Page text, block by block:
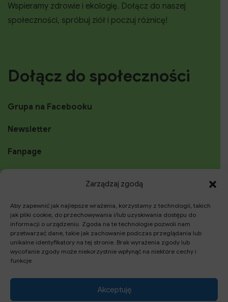
Zarządzaj zgodą
Aby zapewnić jak najlepsze wrażenia, korzystamy z technologii, takich
jak pliki cookie, do przechowywania i/lub uzyskiwania dostępu do
informacji o urządzeniu. Zgoda na te technologie pozwoli nam
przetwarzać dane, takie jak zachowanie podczas przeglądania lub
unikalne identyfikatory na tej stronie. Brak wyrażenia zgody lub
wycofanie zgody może niekorzystnie wpłynąć na niektóre cechy i
funkcje.
Akceptuję
Wspieramy zdrowie i ekologię. Dołącz do naszej
społeczności, spróbuj ziół i poczuj różnicę!
Dołącz do społeczności
Grupa na Facebooku
Newsletter
Fanpage
TikTok
Szukaj